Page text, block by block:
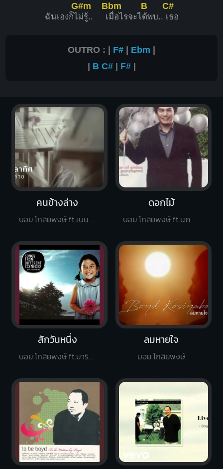
ฉันเองก็ไ
G#m
ม่รู้.. เ
Bbm
มื่อไรจะไ
B
ด้พบ..
C#
เธอ
OUTRO : | F# | Ebm |
| B C#| F#|
คนข้างล่าง
บอย โกสิยพงษ์ ft.เบน ชลาทิศ
ดอกไม้
บอย โกสิยพงษ์ ft.นภ พรชำนิ
สักวันหนึ่ง
บอย โกสิยพงษ์ ft.มาริสา สุโกศล
ลมหายใจ
บอย โกสิยพงษ์